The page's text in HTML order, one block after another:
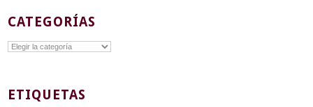
CATEGORÍAS
Categorías
ETIQUETAS